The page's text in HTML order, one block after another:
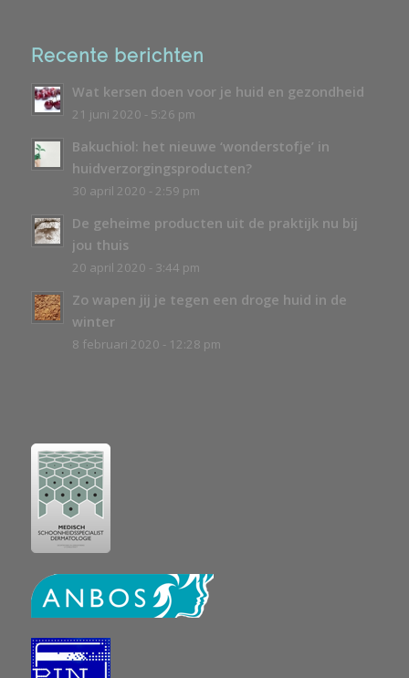
Recente berichten
Wat kersen doen voor je huid en gezondheid
21 juni 2020 - 5:26 pm
Bakuchiol: het nieuwe ‘wonderstofje’ in
huidverzorgingsproducten?
30 april 2020 - 2:59 pm
De geheime producten uit de praktijk nu bij
jou thuis
20 april 2020 - 3:44 pm
Zo wapen jij je tegen een droge huid in de
winter
8 februari 2020 - 12:28 pm